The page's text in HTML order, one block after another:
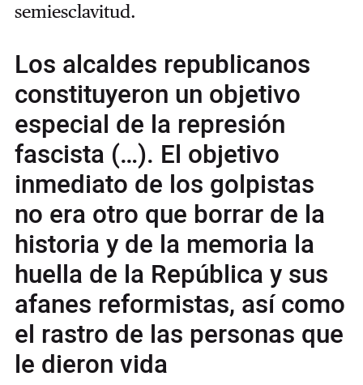
semiesclavitud.
Los alcaldes republicanos
constituyeron un objetivo
especial de la represión
fascista (…). El objetivo
inmediato de los golpistas
no era otro que borrar de la
historia y de la memoria la
huella de la República y sus
afanes reformistas, así como
el rastro de las personas que
le dieron vida